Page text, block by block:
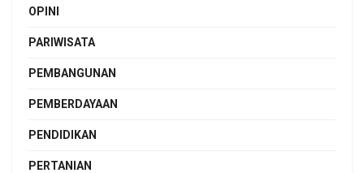
OPINI
PARIWISATA
PEMBANGUNAN
PEMBERDAYAAN
PENDIDIKAN
PERTANIAN